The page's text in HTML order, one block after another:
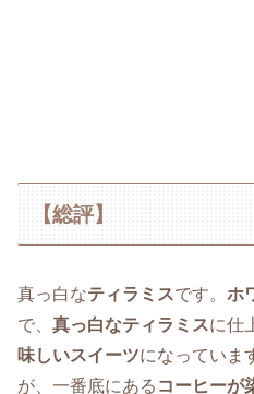
【総評】
真っ白なティラミスです。 ホ
で、 真っ白なティラミスに仕
味しいスイーツになっていま
が、一番底にある コーヒーが